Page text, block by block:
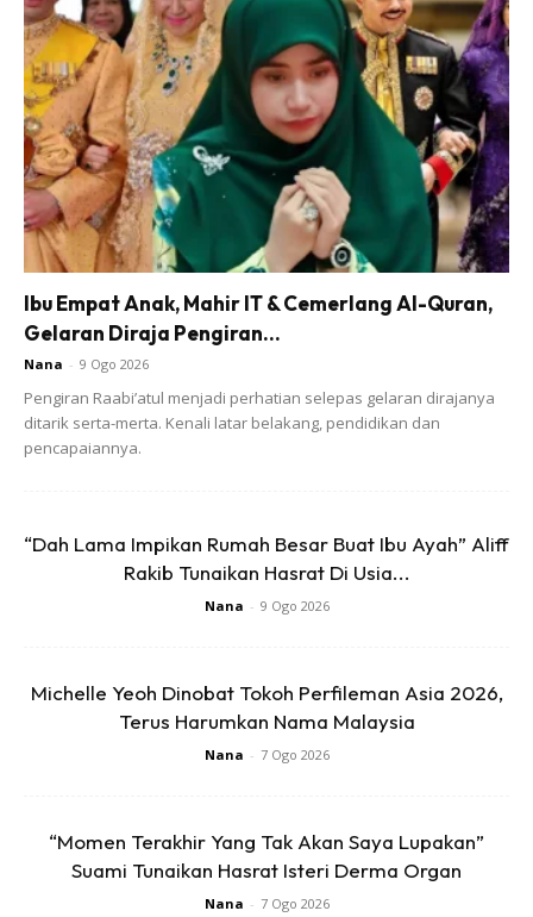
petua ni utk lebat kan rambut tp kesan dia banyak lagi..
najwa takdak gatal2 lagi2 time pakai tudung panas2 mcm
skrg ni.. rambut kering takdak berminyak rasa kembang
Ibu Empat Anak, Mahir IT & Cemerlang Al-Quran,
Gelaran Diraja Pengiran...
Nana - 9 Ogo 2026
Pengiran Raabi’atul menjadi perhatian selepas gelaran dirajanya
ditarik serta-merta. Kenali latar belakang, pendidikan dan
pencapaiannya.
“Dah Lama Impikan Rumah Besar Buat Ibu Ayah” Aliff
Rakib Tunaikan Hasrat Di Usia...
Nana - 9 Ogo 2026
Michelle Yeoh Dinobat Tokoh Perfileman Asia 2026,
Terus Harumkan Nama Malaysia
Nana - 7 Ogo 2026
“Momen Terakhir Yang Tak Akan Saya Lupakan”
Suami Tunaikan Hasrat Isteri Derma Organ
Nana - 7 Ogo 2026